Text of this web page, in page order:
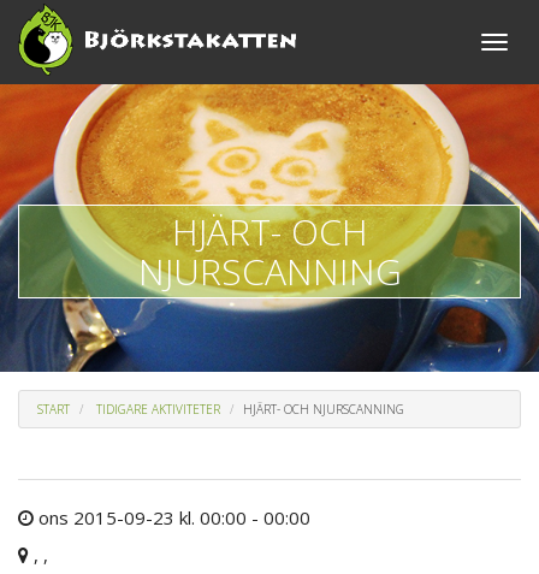
Toggle
HJÄRT- OCH
NJURSCANNING
START TIDIGARE AKTIVITETER HJÄRT- OCH NJURSCANNING
ons 2015-09-23 kl. 00:00 - 00:00
, ,